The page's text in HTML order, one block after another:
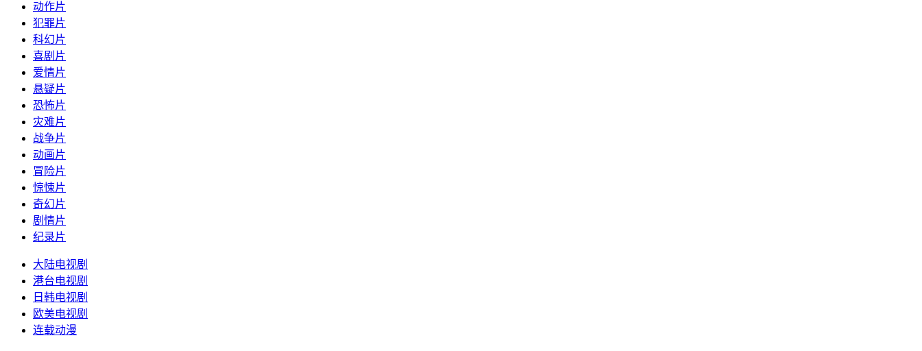
动作片
犯罪片
科幻片
喜剧片
爱情片
悬疑片
恐怖片
灾难片
战争片
动画片
冒险片
惊悚片
奇幻片
剧情片
纪录片
大陆电视剧
港台电视剧
日韩电视剧
欧美电视剧
连载动漫